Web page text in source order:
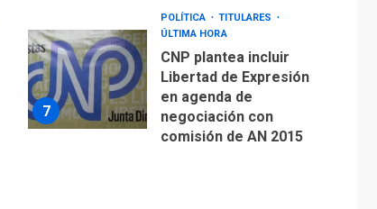
7
POLÍTICA
TITULARES
ÚLTIMA HORA
CNP plantea incluir
Libertad de Expresión
en agenda de
negociación con
comisión de AN 2015